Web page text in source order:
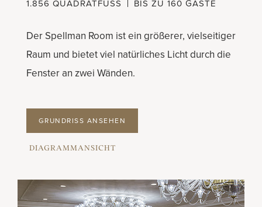
1.856 QUADRATFUSS BIS ZU 160 GÄSTE
Der Spellman Room ist ein größerer, vielseitiger
Raum und bietet viel natürliches Licht durch die
Fenster an zwei Wänden.
GRUNDRISS ANSEHEN
DIAGRAMMANSICHT